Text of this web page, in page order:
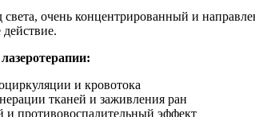
света, очень концентрированный и
и кровотока
тканей и заживления ран
противовоспалительный эффект